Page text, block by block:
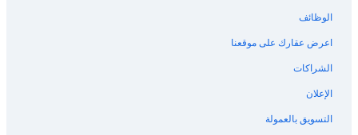
Hilton Hotels في واتكينس
فنادق Americinn في ويست كولفاكس
Marriott Hotels & Resorts في جورجتاون
فنادق قرب ناشيونال ويسترن كومبلكس
الوظائف
اعرض عقارك على موقعنا
الشراكات
الإعلان
التسويق بالعمولة